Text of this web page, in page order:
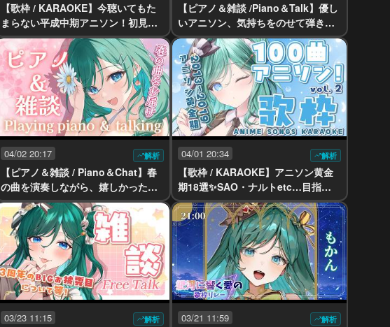
【歌枠 / KARAOKE】今聴いてもた
まらない平成中期アニソン！初見さ
ん大歓迎！100曲アニソンvol.3リベ
ンジ【 #もかん #vtuber #vsinger】
【ピアノ＆雑談 /Piano＆Talk】優し
いアニソン、気持ちをのせて弾きま
す🌸初見さん大歓迎！心安らぐ夜に
しませんか？【 #もかん #vtuber #v
singer】
04/02 20:17 解析
【ピアノ＆雑談 / Piano＆Chat】春
の曲を演奏しながら、嬉しかったお
話する🌸初見さん大歓迎！【 #もか
ん #vtuber #vsinger】
04/01 20:34 解析
【歌枠 / KARAOKE】アニソン黄金
期18選✨SAO・ナルトetc…目指せ
同接250人！初見さん大歓迎！100曲
挑戦への軌跡【 #もかん #vtuber #v
singer】
03/23 11:15 解析 03/21 11:59 解析